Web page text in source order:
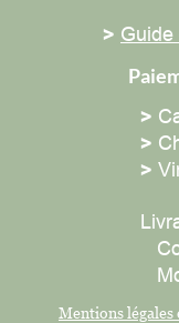
>
>
>
>
Mentions légales